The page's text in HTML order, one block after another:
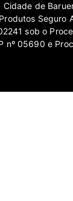
de
Seguro
sob o
nº 05690 e